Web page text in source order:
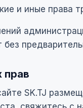
и иные права
прав
SK.TJ